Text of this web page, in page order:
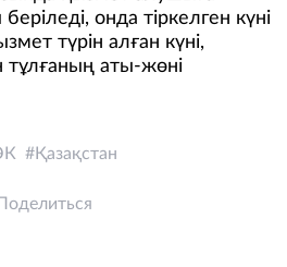
беріледі, онда тіркелген күні
түрін алған күні,
аты-жөні
Қазақстан
Поделиться